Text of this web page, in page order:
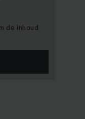
de inhoud